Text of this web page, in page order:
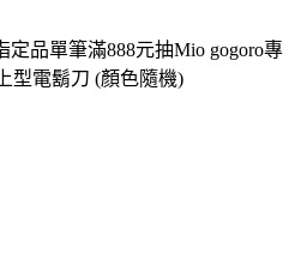
定品單筆滿888元抽Mio gogoro專
型電鬍刀 (顏色隨機)